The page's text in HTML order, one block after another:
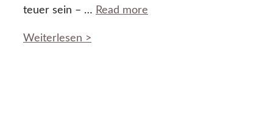
teuer sein – … Read more
Weiterlesen >